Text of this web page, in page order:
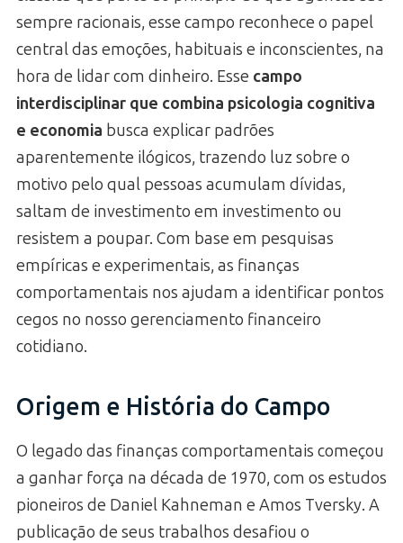
sempre racionais, esse campo reconhece o papel
central das emoções, habituais e inconscientes, na
hora de lidar com dinheiro. Esse campo
interdisciplinar que combina psicologia cognitiva
e economia busca explicar padrões
aparentemente ilógicos, trazendo luz sobre o
motivo pelo qual pessoas acumulam dívidas,
saltam de investimento em investimento ou
resistem a poupar. Com base em pesquisas
empíricas e experimentais, as finanças
comportamentais nos ajudam a identificar pontos
cegos no nosso gerenciamento financeiro
cotidiano.
Origem e História do Campo
O legado das finanças comportamentais começou
a ganhar força na década de 1970, com os estudos
pioneiros de Daniel Kahneman e Amos Tversky. A
publicação de seus trabalhos desafiou o